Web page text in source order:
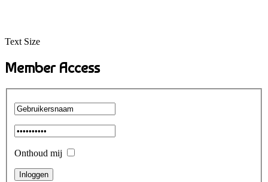
Text Size
Member Access
Onthoud mij